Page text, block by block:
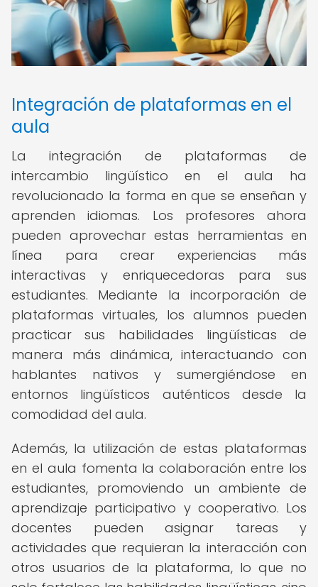
Integración de plataformas en el
aula
La integración de plataformas de
intercambio lingüístico en el aula ha
revolucionado la forma en que se enseñan y
aprenden idiomas. Los profesores ahora
pueden aprovechar estas herramientas en
línea para crear experiencias más
interactivas y enriquecedoras para sus
estudiantes. Mediante la incorporación de
plataformas virtuales, los alumnos pueden
practicar sus habilidades lingüísticas de
manera más dinámica, interactuando con
hablantes nativos y sumergiéndose en
entornos lingüísticos auténticos desde la
comodidad del aula.
Además, la utilización de estas plataformas
en el aula fomenta la colaboración entre los
estudiantes, promoviendo un ambiente de
aprendizaje participativo y cooperativo. Los
docentes pueden asignar tareas y
actividades que requieran la interacción con
otros usuarios de la plataforma, lo que no